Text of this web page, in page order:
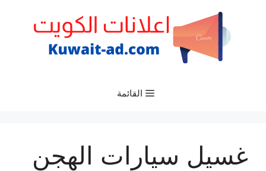
القائمة
غسيل سيارات الهجن